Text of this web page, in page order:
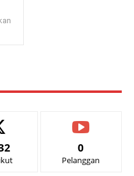
0
Pelanggan